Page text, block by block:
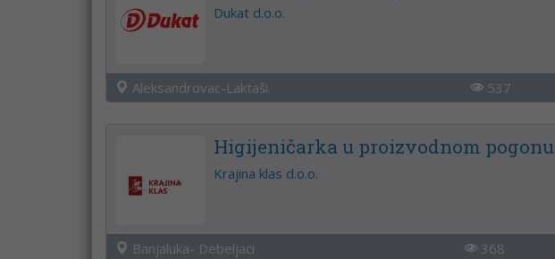
Dukat d.o.o.
Aleksandrovac-Laktaši 537
Higijeničarka u proizvodnom pogonu
Krajina klas d.o.o.
Banjaluka- Debeljaci 368